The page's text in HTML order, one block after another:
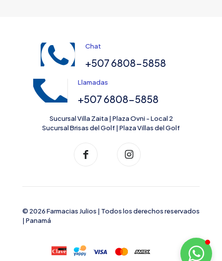
Chat
+507 6808-5858
Llamadas
+507 6808-5858
Sucursal Villa Zaita | Plaza Ovni - Local 2
Sucursal Brisas del Golf | Plaza Villas del Golf
© 2026 Farmacias Julios | Todos los derechos reservados
| Panamá